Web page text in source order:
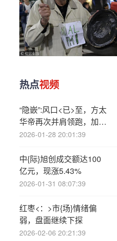
热点视频
“隐嵌”:风口<已>至，方太
华帝再次并肩领跑，加速
行业升级
2026-01-28 20:01:39
中{际}旭创成交额达100
亿元，现涨5.43%
2026-01-31 08:07:39
红枣<：>市{场}情绪偏
弱，盘面继续下探
2026-02-06 20:21:39